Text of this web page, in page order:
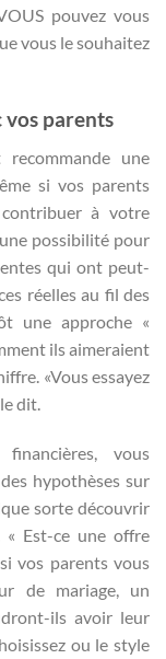
pouvez vous
vous le souhaitez
vos parents
une
si vos parents
à votre
une possibilité pour
qui ont peut-
réelles au fil des
une approche «
ils aimeraient
«Vous essayez
dit.
vous
hypothèses sur
sorte découvrir
« Est-ce une offre
vos parents vous
de mariage, un
ils avoir leur
ou le style